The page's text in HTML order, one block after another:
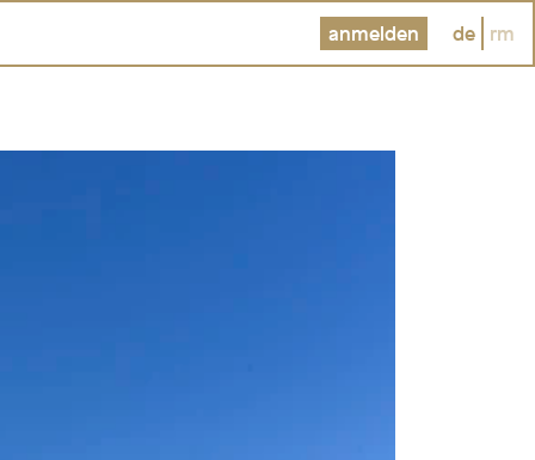
anmelden de rm